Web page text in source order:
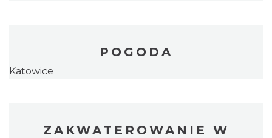
POGODA
Katowice
ZAKWATEROWANIE W